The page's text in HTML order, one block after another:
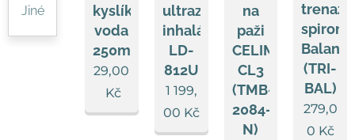
Jiné
kyslíková
voda
250ml
29,00
Kč
ultrazvukový
inhalátor
LD-
812U
1 199,
00 Kč
na
paži
CELIMED
CL3
(TMB-
2084-
N)
(TRI-
BAL)
279,0
0 Kč